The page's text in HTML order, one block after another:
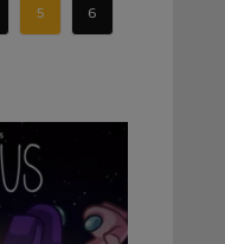
5 6